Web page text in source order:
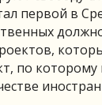
первой в
по